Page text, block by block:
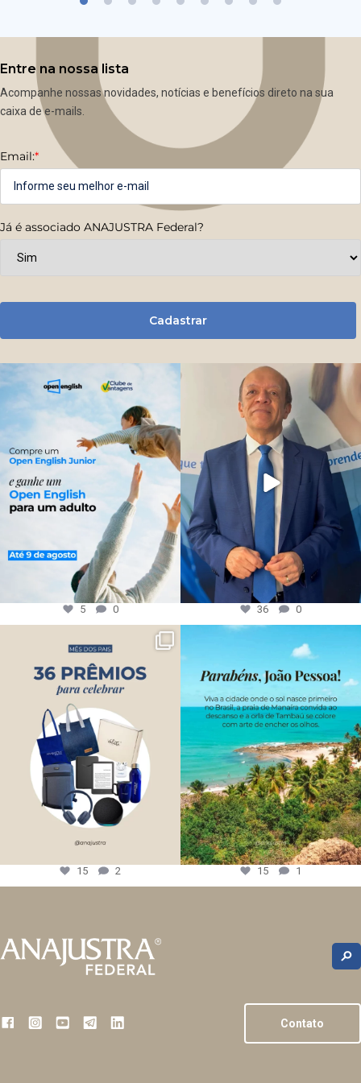
Entre na nossa lista
Acompanhe nossas novidades, notícias e benefícios direto na sua
caixa de e-mails.
Email:*
Já é associado ANAJUSTRA Federal?
Cadastrar
5 0 36 0
15 2 15 1
Contato